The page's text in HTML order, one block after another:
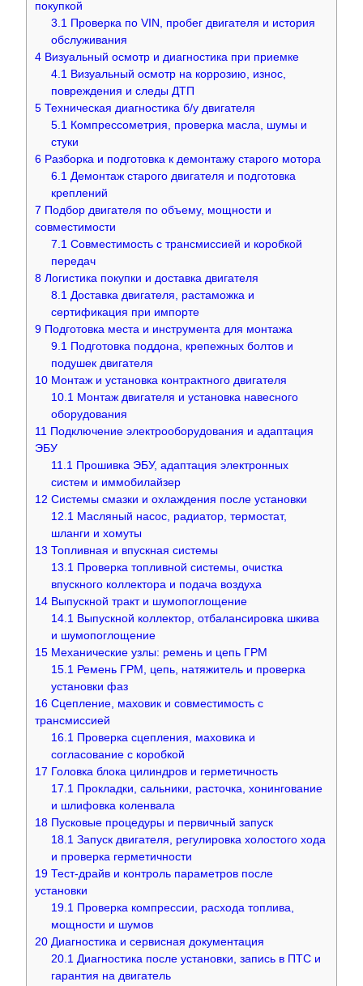
покупкой
3.1 Проверка по VIN, пробег двигателя и история
обслуживания
4 Визуальный осмотр и диагностика при приемке
4.1 Визуальный осмотр на коррозию, износ,
повреждения и следы ДТП
5 Техническая диагностика б/у двигателя
5.1 Компрессометрия, проверка масла, шумы и
стуки
6 Разборка и подготовка к демонтажу старого мотора
6.1 Демонтаж старого двигателя и подготовка
креплений
7 Подбор двигателя по объему, мощности и
совместимости
7.1 Совместимость с трансмиссией и коробкой
передач
8 Логистика покупки и доставка двигателя
8.1 Доставка двигателя, растаможка и
сертификация при импорте
9 Подготовка места и инструмента для монтажа
9.1 Подготовка поддона, крепежных болтов и
подушек двигателя
10 Монтаж и установка контрактного двигателя
10.1 Монтаж двигателя и установка навесного
оборудования
11 Подключение электрооборудования и адаптация
ЭБУ
11.1 Прошивка ЭБУ, адаптация электронных
систем и иммобилайзер
12 Системы смазки и охлаждения после установки
12.1 Масляный насос, радиатор, термостат,
шланги и хомуты
13 Топливная и впускная системы
13.1 Проверка топливной системы, очистка
впускного коллектора и подача воздуха
14 Выпускной тракт и шумопоглощение
14.1 Выпускной коллектор, отбалансировка шкива
и шумопоглощение
15 Механические узлы: ремень и цепь ГРМ
15.1 Ремень ГРМ, цепь, натяжитель и проверка
установки фаз
16 Сцепление, маховик и совместимость с
трансмиссией
16.1 Проверка сцепления, маховика и
согласование с коробкой
17 Головка блока цилиндров и герметичность
17.1 Прокладки, сальники, расточка, хонингование
и шлифовка коленвала
18 Пусковые процедуры и первичный запуск
18.1 Запуск двигателя, регулировка холостого хода
и проверка герметичности
19 Тест-драйв и контроль параметров после
установки
19.1 Проверка компрессии, расхода топлива,
мощности и шумов
20 Диагностика и сервисная документация
20.1 Диагностика после установки, запись в ПТС и
гарантия на двигатель